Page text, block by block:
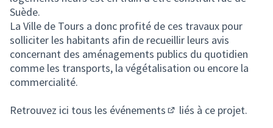
Suède.
La Ville de Tours a donc profité de ces travaux pour
solliciter les habitants afin de recueillir leurs avis
concernant des aménagements publics du quotidien
comme les transports, la végétalisation ou encore la
commercialité.
Retrouvez ici tous les événements
(S'ouvre dans un
liés à ce projet.